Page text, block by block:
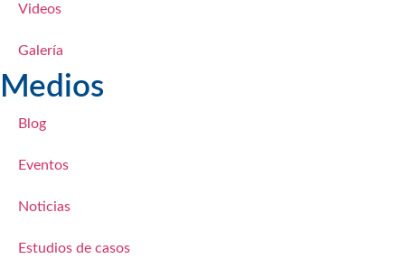
Videos
​Galería
Medios
Blog
Eventos
Noticias
Estudios de casos